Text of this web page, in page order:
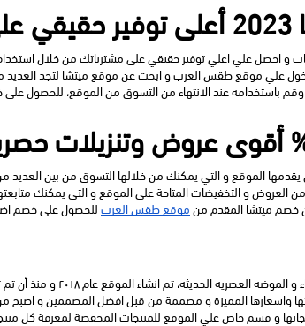
و احصل علي اعلي توفير حقيقي على مشترياتك من خلال
باستخدامه عند الانتهاء من التسوق من الموقع، للحصول على
عروض وتنزيلات حصرية
خصم ميتشا المقدم من موقع طقس العرب للحصول على خصم
و قسم خاص علي الموقع للمنتجات المخفضة لمعرفة كل